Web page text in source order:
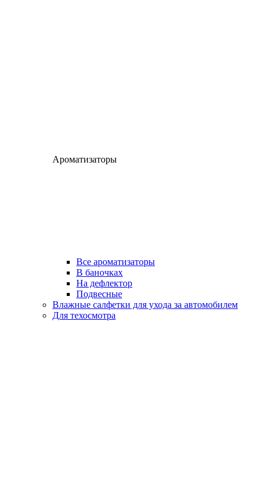
Ароматизаторы
Все ароматизаторы
В баночках
На дефлектор
Подвесные
Влажные салфетки для ухода за автомобилем
Для техосмотра